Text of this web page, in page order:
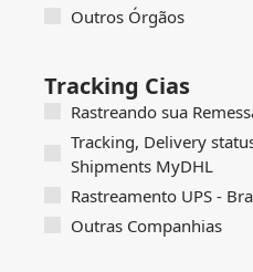
Outros Órgãos
Tracking Cias
Rastreando sua
Tracking, Delivery
Shipments MyDHL
Rastreamento UPS -
Outras Companhias